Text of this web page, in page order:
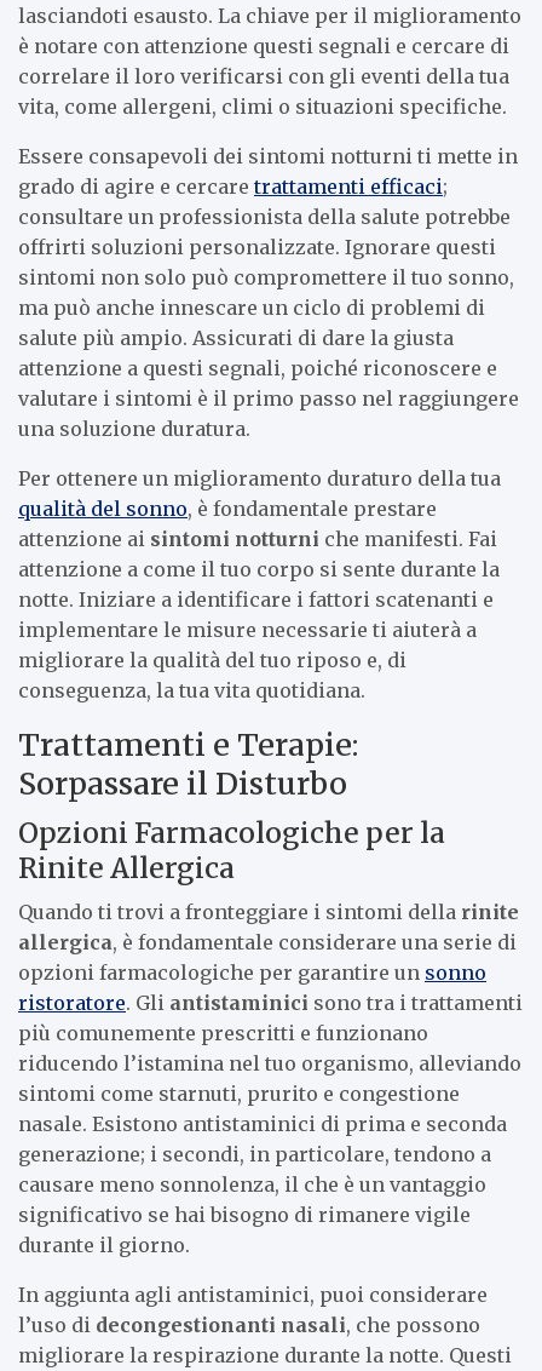
lasciandoti esausto. La chiave per il miglioramento
è notare con attenzione questi segnali e cercare di
correlare il loro verificarsi con gli eventi della tua
vita, come allergeni, climi o situazioni specifiche.
Essere consapevoli dei sintomi notturni ti mette in
grado di agire e cercaretrattamenti efficaci;
consultare un professionista della salute potrebbe
offrirti soluzioni personalizzate. Ignorare questi
sintomi non solo può compromettere il tuo sonno,
ma può anche innescare un ciclo di problemi di
salute più ampio. Assicurati di dare la giusta
attenzione a questi segnali, poiché riconoscere e
valutare i sintomi è il primo passo nel raggiungere
una soluzione duratura.
Per ottenere un miglioramento duraturo della tua
qualità del sonno, è fondamentale prestare
attenzione ai sintomi notturni che manifesti. Fai
attenzione a come il tuo corpo si sente durante la
notte. Iniziare a identificare i fattori scatenanti e
implementare le misure necessarie ti aiuterà a
migliorare la qualità del tuo riposo e, di
conseguenza, la tua vita quotidiana.
Trattamenti e Terapie:
Sorpassare il Disturbo
Opzioni Farmacologiche per la
Rinite Allergica
Quando ti trovi a fronteggiare i sintomi della rinite
allergica, è fondamentale considerare una serie di
opzioni farmacologiche per garantire un sonno
ristoratore. Gli antistaminici sono tra i trattamenti
più comunemente prescritti e funzionano
riducendo l’istamina nel tuo organismo, alleviando
sintomi come starnuti, prurito e congestione
nasale. Esistono antistaminici di prima e seconda
generazione; i secondi, in particolare, tendono a
causare meno sonnolenza, il che è un vantaggio
significativo se hai bisogno di rimanere vigile
durante il giorno.
In aggiunta agli antistaminici, puoi considerare
l’uso di decongestionanti nasali, che possono
migliorare la respirazione durante la notte. Questi